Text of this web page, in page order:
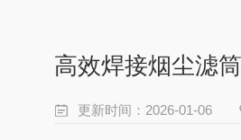
高效焊接烟尘滤
更新时间：2026-01-06